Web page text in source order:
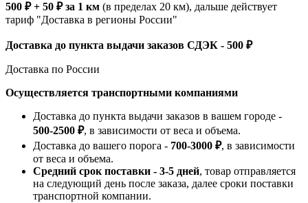
500 ₽ + 50 ₽ за 1 км (в пределах 20 км), дальше действует
тариф "Доставка в регионы России"
Доставка до пункта выдачи заказов СДЭК - 500 ₽
Доставка по России
Осуществляется транспортными компаниями
Доставка до пункта выдачи заказов в вашем городе -
500-2500 ₽, в зависимости от веса и объема.
Доставка до вашего порога - 700-3000 ₽, в зависимости
от веса и объема.
Средний срок поставки - 3-5 дней, товар отправляется
на следующий день после заказа, далее сроки поставки
транспортной компании.